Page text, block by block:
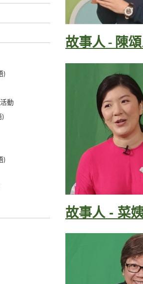
)
動
)
)
故事人 - 陳
故事人 - 菜